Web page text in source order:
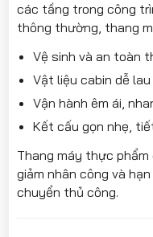
các tầng trong công
thông thường, thang
Vệ sinh và an toàn
Vật liệu cabin dễ
Vận hành êm ái,
Kết cấu gọn nhẹ,
Thang máy thực
giảm nhân công và
chuyển thủ công.